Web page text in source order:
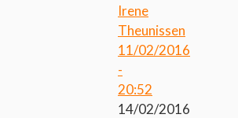
Irene
Theunissen
11/02/2016
-
20:52
14/02/2016